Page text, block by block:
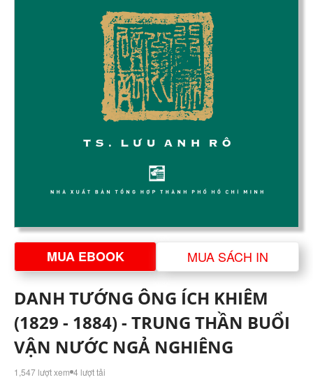
MUA EBOOK MUA SÁCH IN
DANH TƯỚNG ÔNG ÍCH KHIÊM
(1829 - 1884) - TRUNG THẦN BUỔI
VẬN NƯỚC NGẢ NGHIÊNG
1,547 lượt xem 4 lượt tải